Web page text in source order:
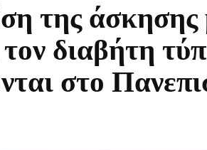
της άσκησης
διαβήτη
στο